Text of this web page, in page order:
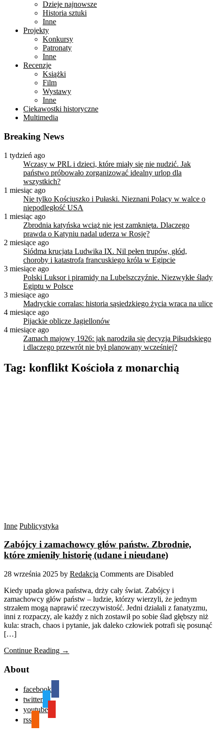
Dzieje najnowsze
Historia sztuki
Inne
Projekty
Konkursy
Patronaty
Inne
Recenzje
Książki
Film
Wystawy
Inne
Ciekawostki historyczne
Multimedia
Breaking News
1 tydzień ago
Wczasy w PRL i dzieci, które miały się nie nudzić. Jak
państwo próbowało zorganizować idealny urlop dla
wszystkich?
1 miesiąc ago
Nie tylko Kościuszko i Pułaski. Nieznani Polacy w walce o
niepodległość USA
1 miesiąc ago
Zbrodnia katyńska wciąż nie jest zamknięta. Dlaczego
prawda o Katyniu nadal uderza w Rosję?
2 miesiące ago
Siódma krucjata Ludwika IX. Nil pełen trupów, głód,
choroby i katastrofa francuskiego króla w Egipcie
3 miesiące ago
Polski Luksor i piramidy na Lubelszczyźnie. Niezwykłe ślady
Egiptu w Polsce
3 miesiące ago
Madryckie corralas: historia sąsiedzkiego życia wraca na ulice
4 miesiące ago
Pijackie oblicze Jagiellonów
4 miesiące ago
Zamach majowy 1926: jak narodziła się decyzja Piłsudskiego
i dlaczego przewrót nie był planowany wcześniej?
Tag: konflikt Kościoła z monarchią
Inne Publicystyka
Zabójcy i zamachowcy głów państw. Zbrodnie,
które zmieniły historię (udane i nieudane)
28 września 2025 by Redakcja Comments are Disabled
Kiedy upada głowa państwa, drży cały świat. Zabójcy i
zamachowcy głów państw – ludzie, którzy wierzyli, że jednym
strzałem mogą naprawić rzeczywistość. Jedni działali z fanatyzmu,
inni z rozpaczy, ale każdy z nich zostawił po sobie ślad głębszy niż
kula: strach, chaos i pytanie, jak daleko człowiek potrafi się posunąć
[…]
Continue Reading →
About
facebook
twitter
youtube
rss